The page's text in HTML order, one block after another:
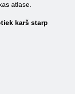
atlase.
karš starp